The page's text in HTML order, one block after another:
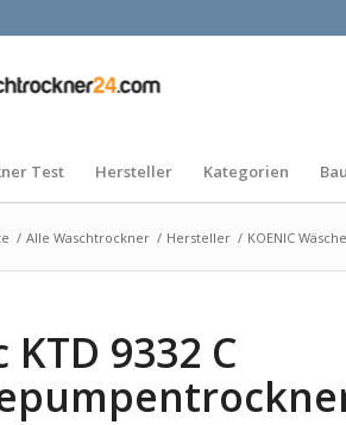
Test Hersteller Kategorien
/ Alle Waschtrockner / Hersteller / KOENIC
KTD 9332 C